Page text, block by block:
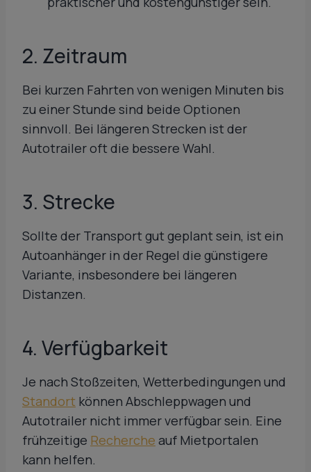
2. Zeitraum
Bei kurzen Fahrten von wenigen Minuten bis
zu einer Stunde sind beide Optionen
sinnvoll. Bei längeren Strecken ist der
Autotrailer oft die bessere Wahl.
3. Strecke
Sollte der Transport gut geplant sein, ist ein
Autoanhänger in der Regel die günstigere
Variante, insbesondere bei längeren
Distanzen.
4. Verfügbarkeit
Je nach Stoßzeiten, Wetterbedingungen und
Standort können Abschleppwagen und
Autotrailer nicht immer verfügbar sein. Eine
frühzeitige Recherche auf Mietportalen
kann helfen.